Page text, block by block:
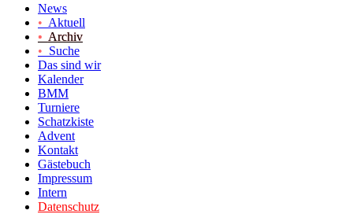
News
• Aktuell
• Archiv
• Suche
Das sind wir
Kalender
BMM
Turniere
Schatzkiste
Advent
Kontakt
Gästebuch
Impressum
Intern
Datenschutz